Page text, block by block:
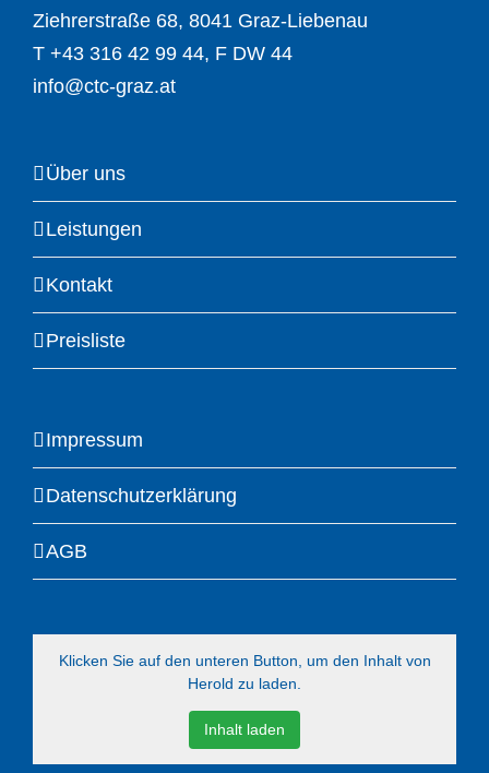
Ziehrerstraße 68, 8041 Graz-Liebenau
T +43 316 42 99 44, F DW 44
info@ctc-graz.at
Über uns
Leistungen
Kontakt
Preisliste
Impressum
Datenschutzerklärung
AGB
Klicken Sie auf den unteren Button, um den Inhalt von
Herold zu laden.
Inhalt laden